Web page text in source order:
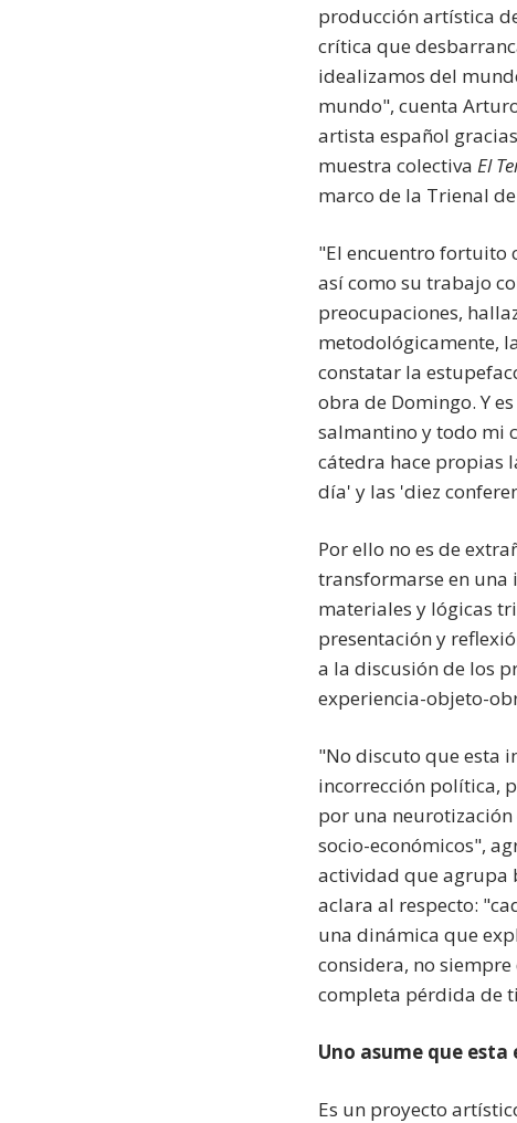
producción artística
crítica que
idealizamos del
mundo", cuenta
artista español
muestra colectiva El
marco de la Trienal
"El encuentro fortuito
así como su trabajo
preocupaciones,
metodológicamente,
constatar la
obra de Domingo. Y
salmantino y todo mi
cátedra hace propias
día' y las 'diez
Por ello no es de
transformarse en una
materiales y lógicas
presentación y
a la discusión de los
experiencia-objeto-
"No discuto que esta
incorrección política,
por una
socio-económicos",
actividad que agrupa
aclara al respecto:
una dinámica que
considera, no
completa pérdida de
Uno asume que
Es un proyecto